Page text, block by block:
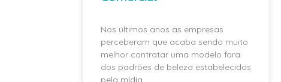
Nos últimos anos as empresas
perceberam que acaba sendo muito
melhor contratar uma modelo fora
dos padrões de beleza estabelecidos
pela mídia